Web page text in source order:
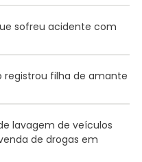
sofreu acidente com
registrou filha de amante
lavagem de veículos
de drogas em